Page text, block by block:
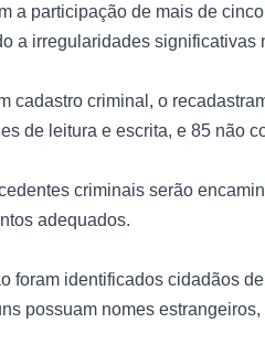
a participação de mais de
a irregularidades significativas
cadastro criminal, o
de leitura e escrita, e 85 não
criminais serão
adequados.
foram identificados cidadãos
possuam nomes